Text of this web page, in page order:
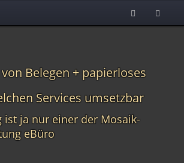
Belegen + papierloses
Services umsetzbar
ist ja nur einer der Mosaik-
eBüro